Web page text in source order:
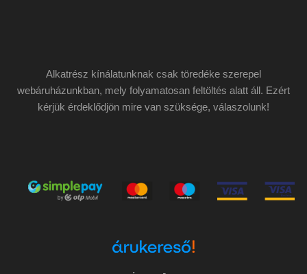
Alkatrész kínálatunknak csak töredéke szerepel
webáruházunkban, mely folyamatosan feltöltés alatt áll. Ezért
kérjük érdeklődjön mire van szüksége, válaszolunk!